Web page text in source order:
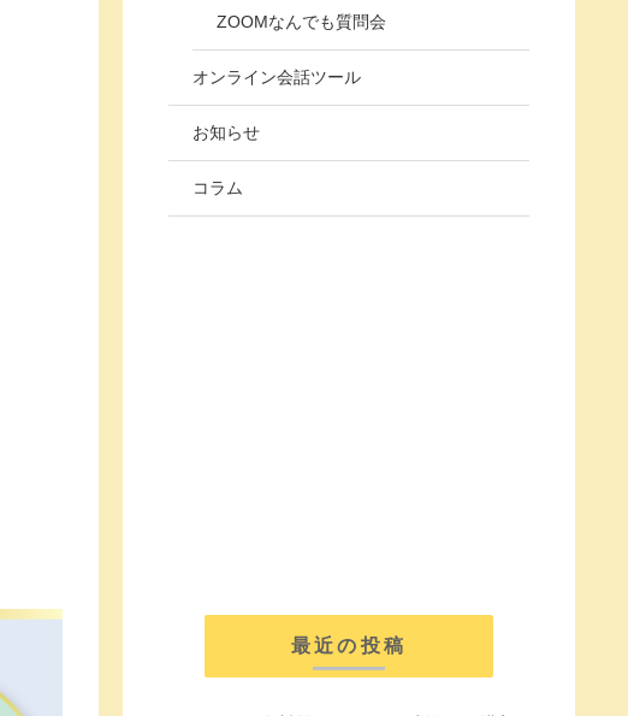
ZOOMなんでも質問会
オンライン会話ツール
お知らせ
コラム
最近の投稿